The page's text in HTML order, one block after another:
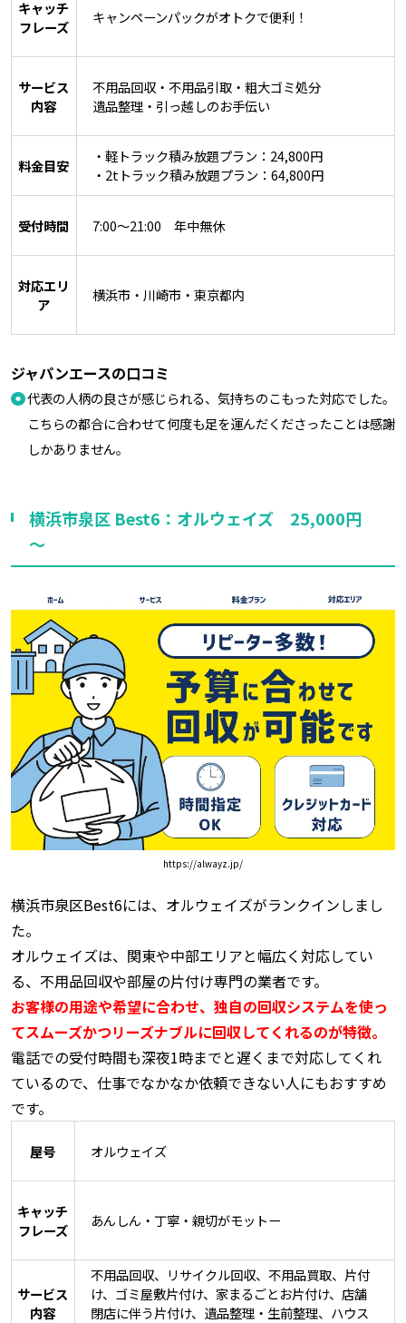
キャッチ
フレーズ
キャンペーンパックがオトクで便利！
サービス
内容
不用品回収・不用品引取・粗大ゴミ処分
遺品整理・引っ越しのお手伝い
料金目安
・軽トラック積み放題プラン：24,800円
・2tトラック積み放題プラン：64,800円
受付時間 7:00～21:00 年中無休
対応エリ
ア
横浜市・川崎市・東京都内
ジャパンエースの口コミ
代表の人柄の良さが感じられる、気持ちのこもった対応でした。
こちらの都合に合わせて何度も足を運んだくださったことは感謝
しかありません。
横浜市泉区 Best6：オルウェイズ 25,000円
～
https://alwayz.jp/
横浜市泉区Best6には、オルウェイズがランクインしまし
た。
オルウェイズは、関東や中部エリアと幅広く対応してい
る、不用品回収や部屋の片付け専門の業者です。
お客様の用途や希望に合わせ、独自の回収システムを使っ
てスムーズかつリーズナブルに回収してくれるのが特徴。
電話での受付時間も深夜1時までと遅くまで対応してくれ
ているので、仕事でなかなか依頼できない人にもおすすめ
です。
屋号 オルウェイズ
キャッチ
フレーズ
あんしん・丁寧・親切がモットー
サービス
内容
不用品回収、リサイクル回収、不用品買取、片付
け、ゴミ屋敷片付け、家まるごとお片付け、店舗
閉店に伴う片付け、遺品整理・生前整理、ハウス